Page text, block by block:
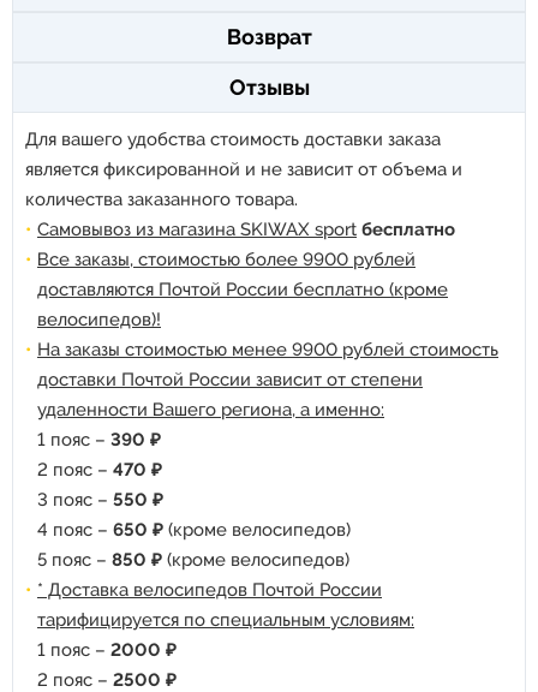
Возврат
Отзывы
Для вашего удобства стоимость доставки заказа
является фиксированной и не зависит от объема и
количества заказанного товара.
Самовывоз из магазина SKIWAX sport бесплатно
Все заказы, стоимостью более 9900 рублей
доставляются Почтой России бесплатно (кроме
велосипедов)!
На заказы стоимостью менее 9900 рублей стоимость
доставки Почтой России зависит от степени
удаленности Вашего региона, а именно:
1 пояс – 390 ₽
2 пояс – 470 ₽
3 пояс – 550 ₽
4 пояс – 650 ₽ (кроме велосипедов)
5 пояс – 850 ₽ (кроме велосипедов)
* Доставка велосипедов Почтой России
тарифицируется по специальным условиям:
1 пояс – 2000 ₽
2 пояс – 2500 ₽